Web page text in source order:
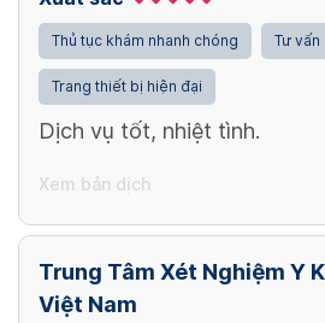
Thủ tục khám nhanh chóng Tư
Trang thiết bị hiện đại
Dịch vụ tốt, nhiệt tình.
Xem bản dịch
Trung Tâm Xét Nghiệm Y
Việt Nam